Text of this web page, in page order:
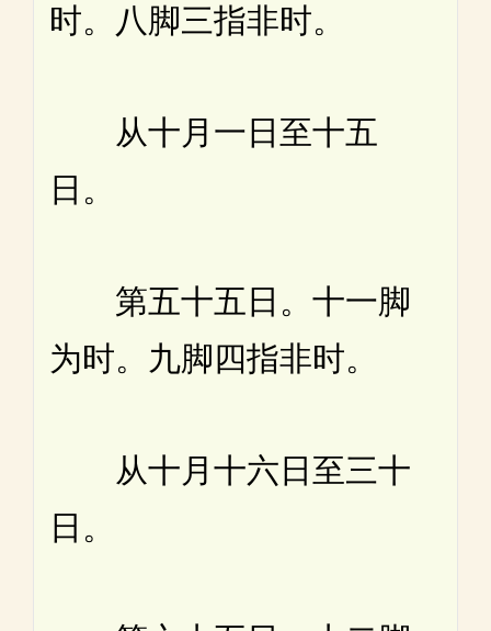
时。八脚三指非时。
从十月一日至十五
日。
第五十五日。十一脚
为时。九脚四指非时。
从十月十六日至三十
日。